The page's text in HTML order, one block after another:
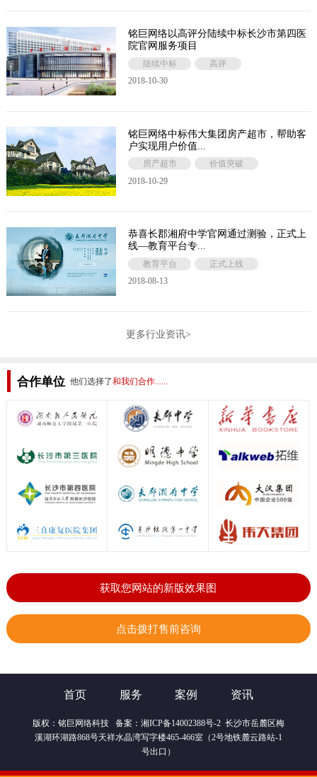
铭巨网络以高评分陆续中标长沙市第四医
院官网服务项目
陆续中标
高评
2018-10-30
铭巨网络中标伟大集团房产超市，帮助客
户实现用户价值...
房产超市
价值突破
2018-10-29
恭喜长郡湘府中学官网通过测验，正式上
线—教育平台专...
教育平台
正式上线
2018-08-13
更多行业资讯>
合作单位 他们选择了和我们合作......
获取您网站的新版效果图
点击拨打售前咨询
首页 服务 案例 资讯
版权： 铭巨网络科技备案： 湘ICP备14002388号-2长沙市岳麓区梅
溪湖环湖路868号天祥水晶湾写字楼465-466室（2号地铁麓云路站-1
号出口）